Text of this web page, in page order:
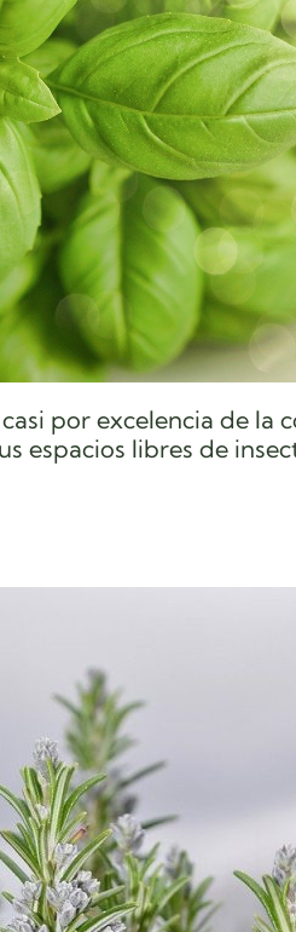
por excelencia de la
espacios libres de